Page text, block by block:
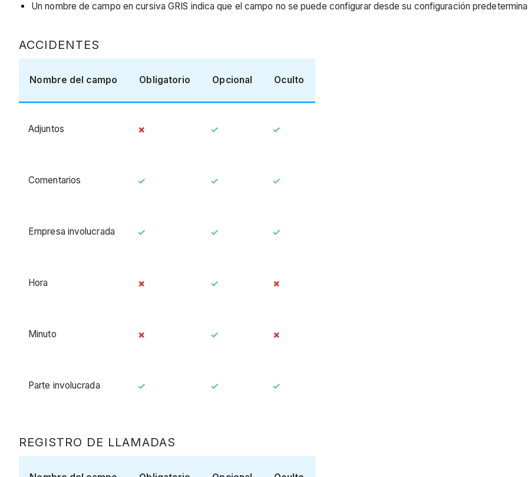
Un nombre de campo en cursiva GRIS indica que el campo no se puede configurar desde su configuración
ACCIDENTES
Nombre del campo Obligatorio Opcional Oculto
Adjuntos
Comentarios
Empresa involucrada
Hora
Minuto
Parte involucrada
REGISTRO DE LLAMADAS